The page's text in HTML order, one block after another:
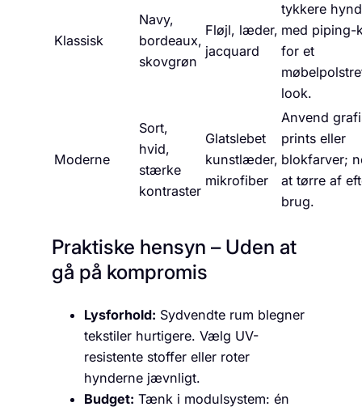
Klassisk
Navy,
bordeaux,
skovgrøn
Fløjl, læder,
jacquard
tykkere
med piping-
for et
look.
Moderne
Sort,
hvid,
stærke
kontraster
Glatslebet
kunstlæder,
mikrofiber
Anvend
prints eller
blokfarver;
at tørre af
brug.
Praktiske hensyn – Uden at
gå på kompromis
Lysforhold: Sydvendte rum blegner
tekstiler hurtigere. Vælg UV-
resistente stoffer eller roter
hynderne jævnligt.
Budget: Tænk i modulsystem: én